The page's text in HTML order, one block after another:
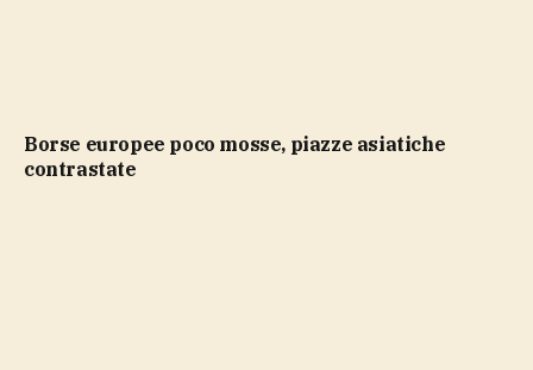
Borse europee poco mosse, piazze asiatiche
contrastate